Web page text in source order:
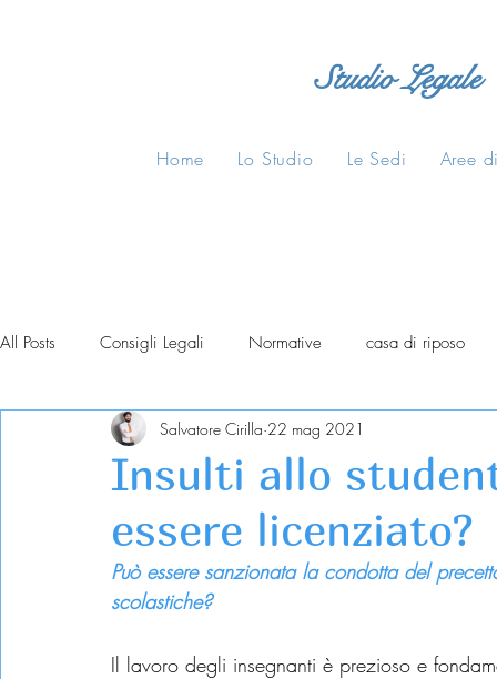
Studio Legale
Home Lo Studio Le Sedi Aree
All Posts Consigli Legali Normative casa di riposo
Insulti allo
essere licenziato?
Salvatore Cirilla 22 mag 2021
Può essere sanzionata la condotta del
scolastiche?
Il lavoro degli insegnanti è prezioso e